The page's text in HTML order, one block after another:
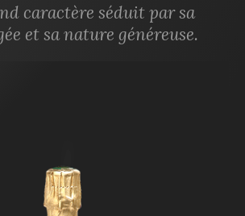
caractère séduit par sa
et sa nature généreuse.